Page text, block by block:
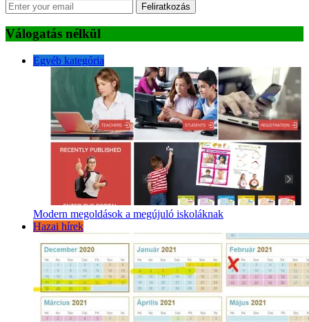
Feliratkozás
Válogatás nélkül
Egyéb kategória
Modern megoldások a megújuló iskoláknak
Hazai hírek